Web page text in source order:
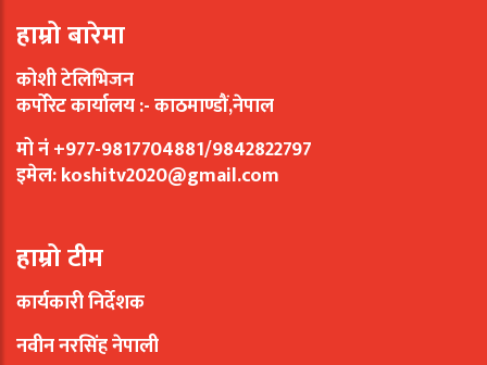
हाम्रो बारेमा
कोशी टेलिभिजन
कर्पोरेट कार्यालय :- काठमाण्डौं,नेपाल
मो नं +977-9817704881/9842822797
इमेल:koshitv2020@gmail.com
हाम्रो टीम
कार्यकारी निर्देशक
नवीन नरसिंह नेपाली